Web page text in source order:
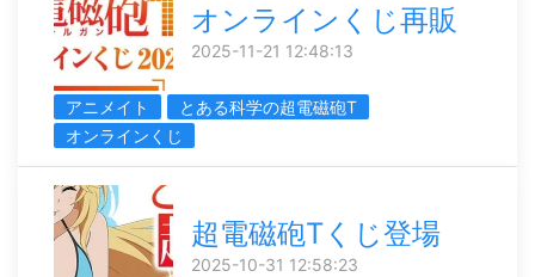
オンラインくじ再販
2025-11-21 12:48:13
アニメイト
とある科学の超電磁砲T
オンラインくじ
超電磁砲Tくじ登場
2025-10-31 12:58:23